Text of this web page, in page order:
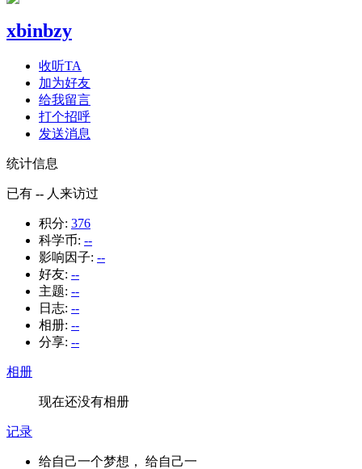
xbinbzy
收听TA
加为好友
给我留言
打个招呼
发送消息
统计信息
已有 -- 人来访过
积分: 376
科学币: --
影响因子: --
好友: --
主题: --
日志: --
相册: --
分享: --
相册
现在还没有相册
记录
给自己一个梦想， 给自己一